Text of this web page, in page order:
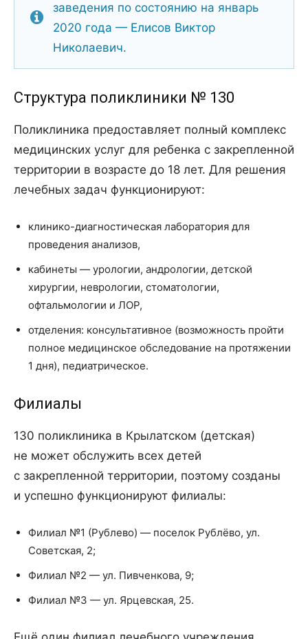
заведения по состоянию на январь
2020 года — Елисов Виктор
Николаевич.
Структура поликлиники № 130
Поликлиника предоставляет полный комплекс
медицинских услуг для ребенка с закрепленной
территории в возрасте до 18 лет. Для решения
лечебных задач функционируют:
клинико-диагностическая лаборатория для
проведения анализов,
кабинеты — урологии, андрологии, детской
хирургии, неврологии, стоматологии,
офтальмологии и ЛОР,
отделения: консультативное (возможность пройти
полное медицинское обследование на протяжении
1 дня), педиатрическое.
Филиалы
130 поликлиника в Крылатском (детская)
не может обслужить всех детей
с закрепленной территории, поэтому созданы
и успешно функционируют филиалы:
Филиал №1 (Рублево) — поселок Рублёво, ул.
Советская, 2;
Филиал №2 — ул. Пивченкова, 9;
Филиал №3 — ул. Ярцевская, 25.